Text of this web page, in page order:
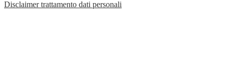
Disclaimer trattamento dati personali